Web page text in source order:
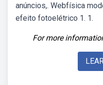
anúncios,. Webfísica
efeito fotoelétrico 1. 1.
For more